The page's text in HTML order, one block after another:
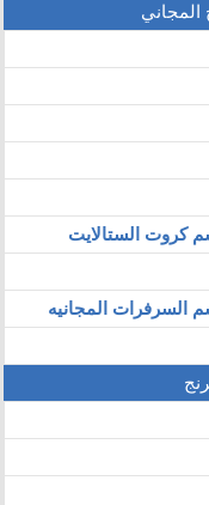
المجاني
كروت الستالايت
السرفرات المجانيه